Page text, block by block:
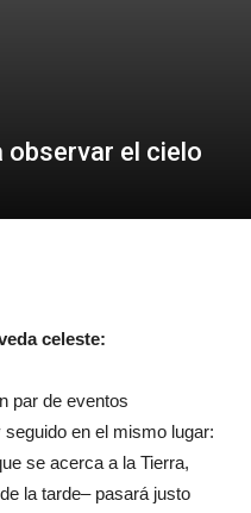
el cielo
celeste:
par de eventos
en el mismo lugar:
se acerca a la Tierra,
la tarde– pasará justo